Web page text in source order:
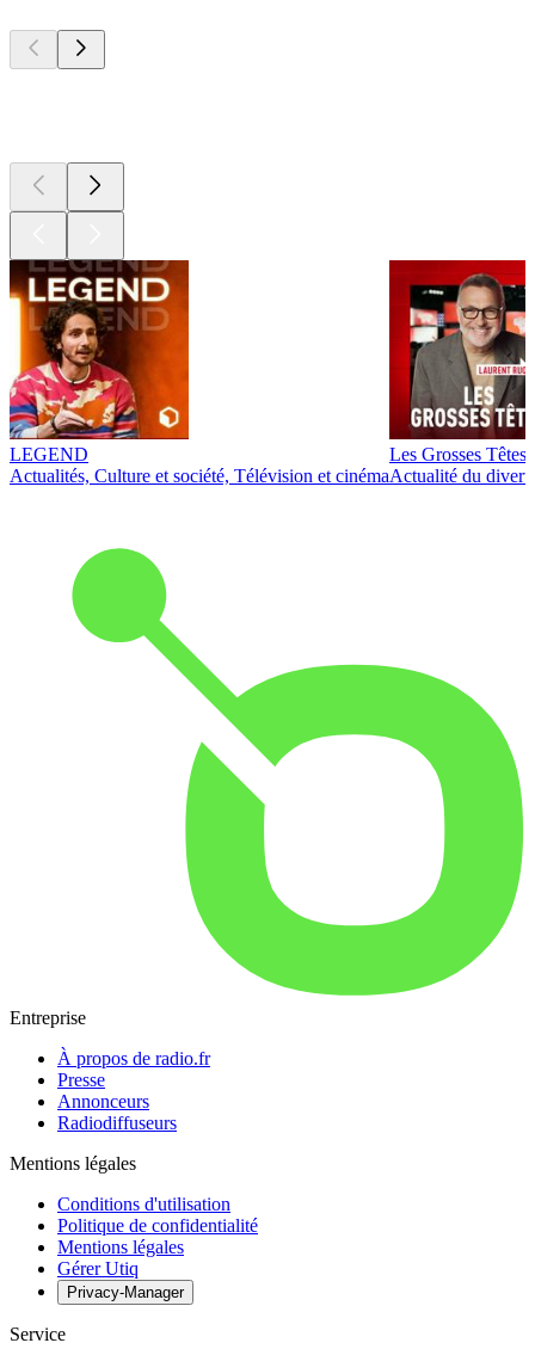
LEGEND
Actualités, Culture et société, Télévision et cinéma
Les Grosses Têtes
Actualité du
Entreprise
À propos de radio.fr
Presse
Annonceurs
Radiodiffuseurs
Mentions légales
Conditions d'utilisation
Politique de confidentialité
Mentions légales
Gérer Utiq
Privacy-Manager
Service